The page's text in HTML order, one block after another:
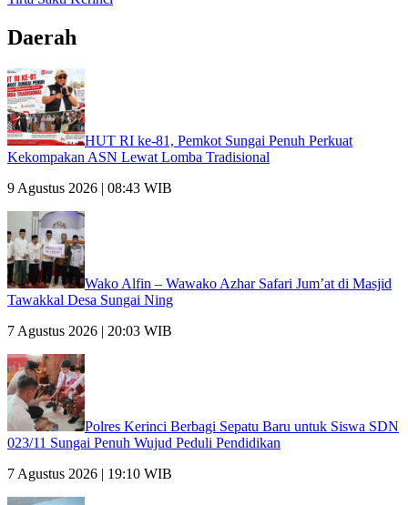
Daerah
HUT RI ke-81, Pemkot Sungai Penuh Perkuat
Kekompakan ASN Lewat Lomba Tradisional
9 Agustus 2026 | 08:43 WIB
Wako Alfin – Wawako Azhar Safari Jum’at di Masjid
Tawakkal Desa Sungai Ning
7 Agustus 2026 | 20:03 WIB
Polres Kerinci Berbagi Sepatu Baru untuk Siswa SDN
023/11 Sungai Penuh Wujud Peduli Pendidikan
7 Agustus 2026 | 19:10 WIB